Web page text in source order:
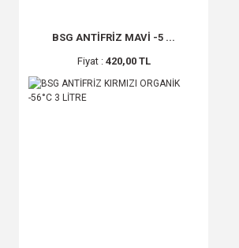
BSG ANTİFRİZ MAVİ -5 ...
Fiyat : 420,00 TL